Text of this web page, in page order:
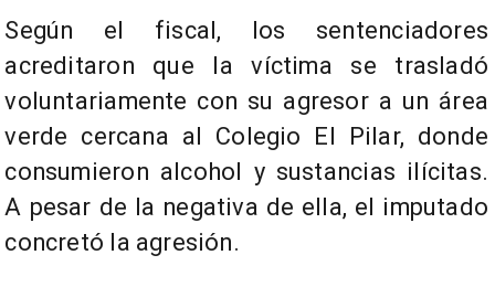
Según el fiscal, los sentenciadores
acreditaron que la víctima se trasladó
voluntariamente con su agresor a un área
verde cercana al Colegio El Pilar, donde
consumieron alcohol y sustancias ilícitas.
A pesar de la negativa de ella, el imputado
concretó la agresión.